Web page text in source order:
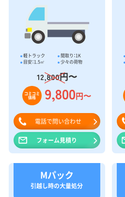
軽トラック
間取り：1K
目安：1.5㎥
少々の荷物
12,800円〜
コミコミ
価格 9,800円〜
電話で問い合わせ
フォーム見積り
Mパック
引越し時の大量処分